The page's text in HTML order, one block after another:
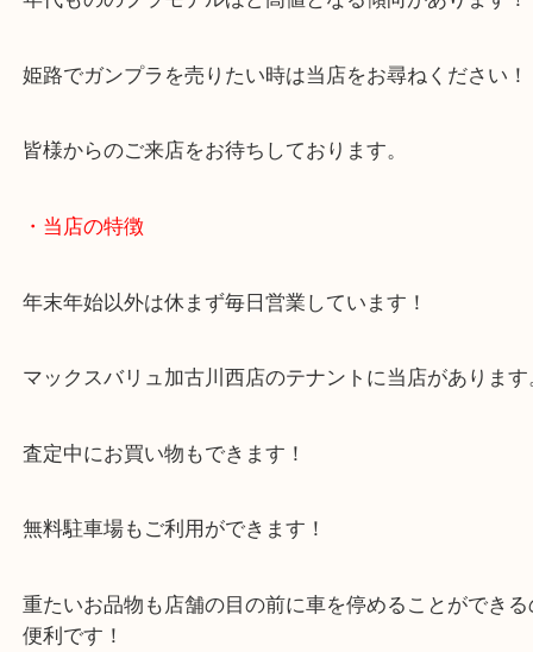
きました。
ご不用なガンプラをお持ちのお客様はいらっしゃい
か？